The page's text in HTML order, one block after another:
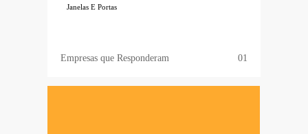
Janelas E Portas
Empresas que Responderam 01